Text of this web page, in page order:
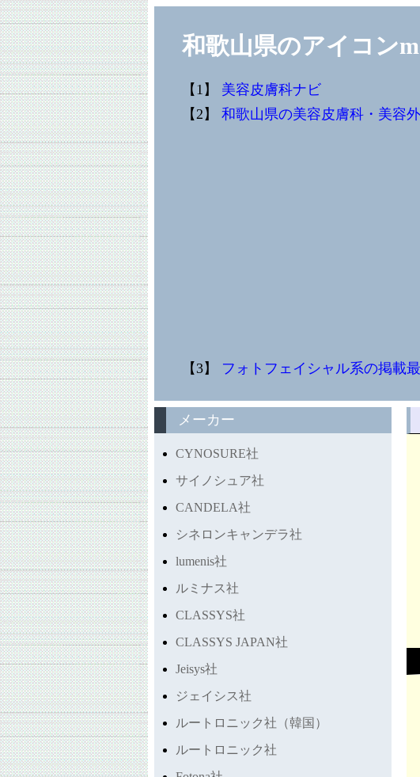
和歌山県のアイコン
【1】 美容皮膚科ナビ
【2】 和歌山県の美容皮膚科・美容
【3】 フォトフェイシャル系の掲載
メーカー
CYNOSURE社
サイノシュア社
CANDELA社
シネロンキャンデラ社
lumenis社
ルミナス社
CLASSYS社
CLASSYS JAPAN社
Jeisys社
ジェイシス社
ルートロニック社（韓国）
ルートロニック社